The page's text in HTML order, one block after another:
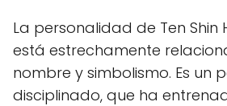
La personalidad de Ten Shin
está estrechamente
nombre y simbolismo. Es un
disciplinado, que ha